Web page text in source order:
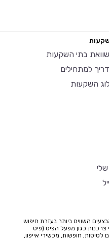
בתי השקעות
למתחילים
השקעות
השווים ביותר בעזרת חיפוש
צרכנות כגון מפעל הפיס (פיס
לטיסות, חופשות, מכשירי אייפון,